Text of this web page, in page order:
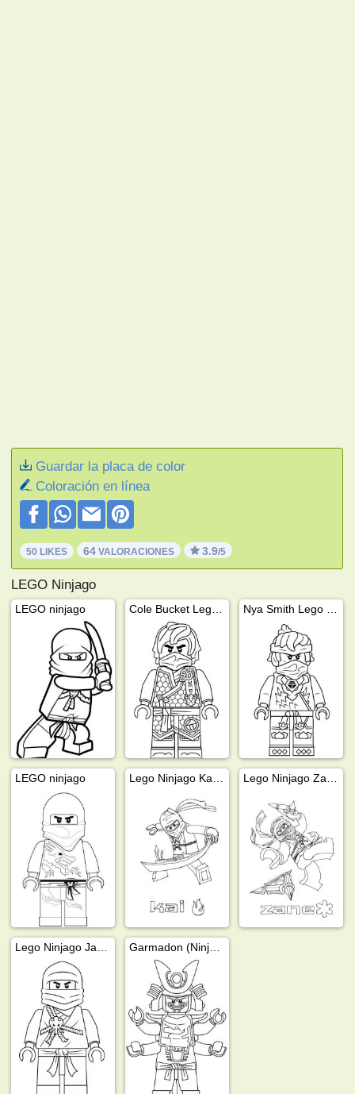
Guardar la placa de color
Coloración en línea
50 LIKES 64 VALORACIONES 3.9/5
LEGO Ninjago
LEGO ninjago
LEGO ninjago